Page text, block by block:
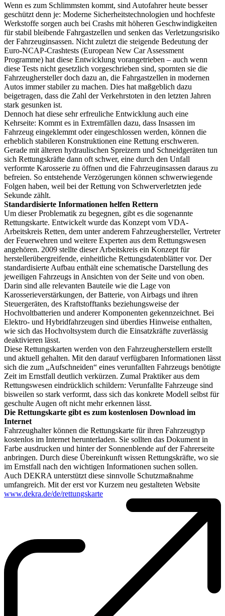
Wenn es zum Schlimmsten kommt, sind Autofahrer heute besser
geschützt denn je: Moderne Sicherheitstechnologien und hochfeste
Werkstoffe sorgen auch bei Crashs mit höheren Geschwindigkeiten
für stabil bleibende Fahrgastzellen und senken das Verletzungsrisiko
der Fahrzeuginsassen. Nicht zuletzt die steigende Bedeutung der
Euro-NCAP-Crashtests (European New Car Assessment
Programme) hat diese Entwicklung vorangetrieben – auch wenn
diese Tests nicht gesetzlich vorgeschrieben sind, spornten sie die
Fahrzeughersteller doch dazu an, die Fahrgastzellen in modernen
Autos immer stabiler zu machen. Dies hat maßgeblich dazu
beigetragen, dass die Zahl der Verkehrstoten in den letzten Jahren
stark gesunken ist.
Dennoch hat diese sehr erfreuliche Entwicklung auch eine
Kehrseite: Kommt es in Extremfällen dazu, dass Insassen im
Fahrzeug eingeklemmt oder eingeschlossen werden, können die
erheblich stabileren Konstruktionen eine Rettung erschweren.
Gerade mit älteren hydraulischen Spreizern und Schneidgeräten tun
sich Rettungskräfte dann oft schwer, eine durch den Unfall
verformte Karosserie zu öffnen und die Fahrzeuginsassen daraus zu
befreien. So entstehende Verzögerungen können schwerwiegende
Folgen haben, weil bei der Rettung von Schwerverletzten jede
Sekunde zählt.
Standardisierte Informationen helfen Rettern
Um dieser Problematik zu begegnen, gibt es die sogenannte
Rettungskarte. Entwickelt wurde das Konzept vom VDA-
Arbeitskreis Retten, dem unter anderem Fahrzeughersteller, Vertreter
der Feuerwehren und weitere Experten aus dem Rettungswesen
angehören. 2009 stellte dieser Arbeitskreis ein Konzept für
herstellerübergreifende, einheitliche Rettungsdatenblätter vor. Der
standardisierte Aufbau enthält eine schematische Darstellung des
jeweiligen Fahrzeugs in Ansichten von der Seite und von oben.
Darin sind alle relevanten Bauteile wie die Lage von
Karosserieverstärkungen, der Batterie, von Airbags und ihren
Steuergeräten, des Kraftstofftanks beziehungsweise der
Hochvoltbatterien und anderer Komponenten gekennzeichnet. Bei
Elektro- und Hybridfahrzeugen sind überdies Hinweise enthalten,
wie sich das Hochvoltsystem durch die Einsatzkräfte zuverlässig
deaktivieren lässt.
Diese Rettungskarten werden von den Fahrzeugherstellern erstellt
und aktuell gehalten. Mit den darauf verfügbaren Informationen lässt
sich die zum „Aufschneiden“ eines verunfallten Fahrzeugs benötigte
Zeit im Ernstfall deutlich verkürzen. Zumal Praktiker aus dem
Rettungswesen eindrücklich schildern: Verunfallte Fahrzeuge sind
bisweilen so stark verformt, dass sich das konkrete Modell selbst für
geschulte Augen oft nicht mehr erkennen lässt.
Die Rettungskarte gibt es zum kostenlosen Download im
Internet
Fahrzeughalter können die Rettungskarte für ihren Fahrzeugtyp
kostenlos im Internet herunterladen. Sie sollten das Dokument in
Farbe ausdrucken und hinter der Sonnenblende auf der Fahrerseite
anbringen. Durch diese Übereinkunft wissen Rettungskräfte, wo sie
im Ernstfall nach den wichtigen Informationen suchen sollen.
Auch DEKRA unterstützt diese sinnvolle Schutzmaßnahme
umfangreich. Mit der erst vor Kurzem neu gestalteten Website
www.dekra.de/de/rettungskarte